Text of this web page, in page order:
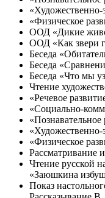
«Художественно-
«Физическое
ООД «Дикие
ООД «Как звери
Беседа
Беседа
Беседа «Что мы
Чтение
«Речевое
«Социально-
«Познавательное
«Художественно-
«Физическое
Рассматривание
Чтение русской
«Заюшкина
Показ